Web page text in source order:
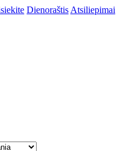
Dienoraštis Atsiliepimai